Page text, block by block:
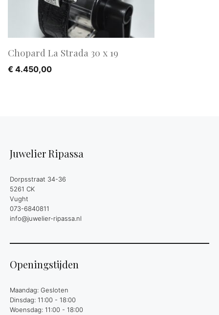
Chopard La Strada 30 x 19
€ 4.450,00
Juwelier Ripassa
Dorpsstraat 34-36
5261 CK
Vught
073-6840811
info@juwelier-ripassa.nl
Openingstijden
Maandag: Gesloten
Dinsdag: 11:00 - 18:00
Woensdag: 11:00 - 18:00